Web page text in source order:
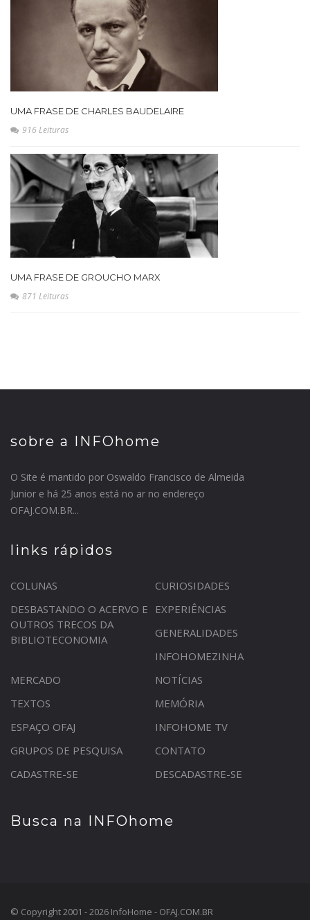
UMA FRASE DE CHARLES BAUDELAIRE
916 Leituras
UMA FRASE DE GROUCHO MARX
871 Leituras
sobre a INFOhome
O Site é mantido por Oswaldo Francisco de Almeida
Junior e há 25 anos está no ar no endereço
OFAJ.COM.BR...
links rápidos
COLUNAS
CURIOSIDADES
DESBASTANDO O ACERVO E
OUTROS TRECOS DA
BIBLIOTECONOMIA
EXPERIÊNCIAS
GENERALIDADES
INFOHOMEZINHA
MERCADO
NOTÍCIAS
TEXTOS
MEMÓRIA
ESPAÇO OFAJ
INFOHOME TV
GRUPOS DE PESQUISA
CONTATO
CADASTRE-SE
DESCADASTRE-SE
Busca na INFOhome
© Copyright 2001 - 2026 InfoHome - OFAJ.COM.BR